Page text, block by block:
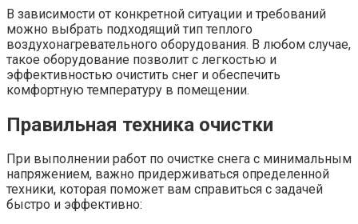
В зависимости от конкретной ситуации и требований
можно выбрать подходящий тип теплого
воздухонагревательного оборудования. В любом случае,
такое оборудование позволит с легкостью и
эффективностью очистить снег и обеспечить
комфортную температуру в помещении.
Правильная техника очистки
При выполнении работ по очистке снега с минимальным
напряжением, важно придерживаться определенной
техники, которая поможет вам справиться с задачей
быстро и эффективно: